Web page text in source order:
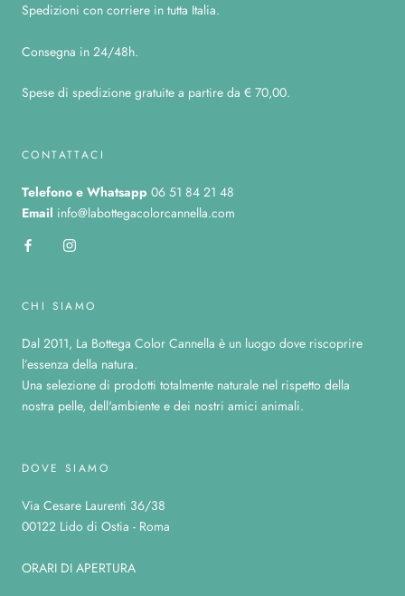
Spedizioni con corriere in tutta Italia.
Consegna in 24/48h.
Spese di spedizione gratuite a partire da € 70,00.
CONTATTACI
Telefono e Whatsapp 06 51 84 21 48
Email info@labottegacolorcannella.com
CHI SIAMO
Dal 2011, La Bottega Color Cannella è un luogo dove riscoprire
l’essenza della natura.
Una selezione di prodotti totalmente naturale nel rispetto della
nostra pelle, dell'ambiente e dei nostri amici animali.
DOVE SIAMO
Via Cesare Laurenti 36/38
00122 Lido di Ostia - Roma
ORARI DI APERTURA